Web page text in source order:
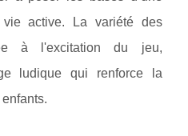
vie active. La variété des
à l'excitation du jeu,
ludique qui renforce la